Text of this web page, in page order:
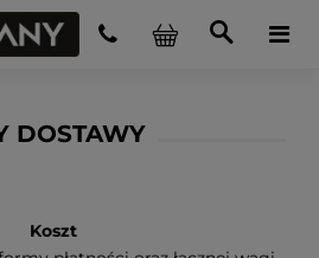
DOSTAWY
Koszt